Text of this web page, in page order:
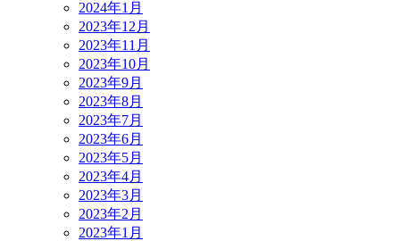
2024年1月
2023年12月
2023年11月
2023年10月
2023年9月
2023年8月
2023年7月
2023年6月
2023年5月
2023年4月
2023年3月
2023年2月
2023年1月